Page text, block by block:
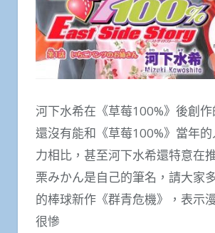
河下水希在《草莓100%》後創
還沒有能和《草莓100%》當年
力相比，甚至河下水希還特意在
栗みかん是自己的筆名，請大家
的棒球新作《群青危機》，表示
很慘